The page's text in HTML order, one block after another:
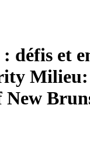
et
Milieu:
New